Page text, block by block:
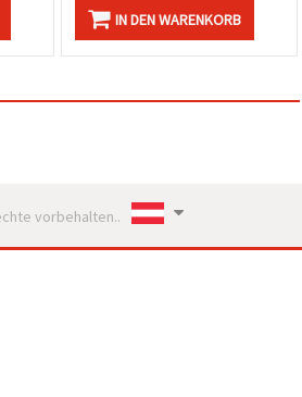
IN DEN WARENKORB
vorbehalten..